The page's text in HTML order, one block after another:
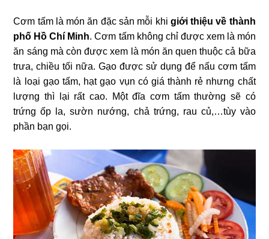
Cơm tấm là món ăn đặc sản mỗi khi giới thiệu về thành
phố Hồ Chí Minh. Cơm tấm không chỉ được xem là món
ăn sáng mà còn được xem là món ăn quen thuộc cả bữa
trưa, chiều tối nữa. Gạo được sử dụng để nấu cơm tấm
là loại gạo tấm, hạt gạo vụn có giá thành rẻ nhưng chất
lượng thì lại rất cao. Một đĩa cơm tấm thường sẽ có
trứng ốp la, sườn nướng, chả trứng, rau củ,…tùy vào
phần bạn gọi.